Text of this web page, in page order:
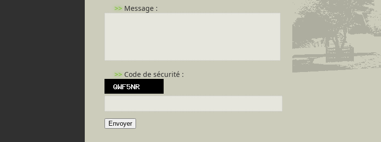
>> Message :
>> Code de sécurité :